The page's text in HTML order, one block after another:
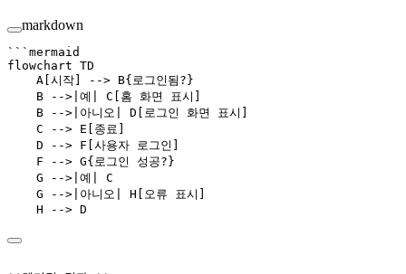
markdown
```mermaid
flowchart TD
    A[시작] --> B{로그인됨?}
    B -->|예| C[홈 화면 표시]
    B -->|아니오| D[로그인 화면 표시]
    C --> E[종료]
    D --> F[사용자 로그인]
    F --> G{로그인 성공?}
    G -->|예| C
    G -->|아니오| H[오류 표시]
    H --> D